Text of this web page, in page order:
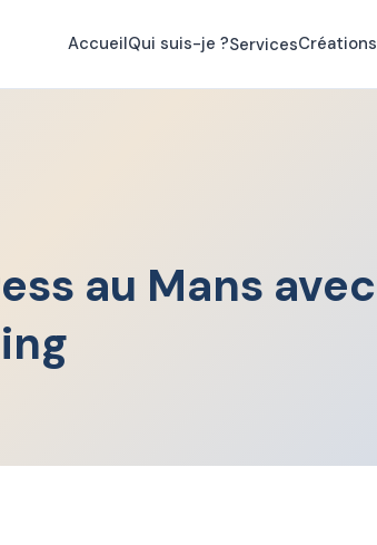
AccueilQui suis-je ?ServicesCréations
au Mans avec